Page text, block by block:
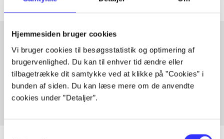
Hjemmesiden bruger cookies
Vi bruger cookies til besøgsstatistik og optimering af
brugervenlighed. Du kan til enhver tid ændre eller
tilbagetrække dit samtykke ved at klikke på ”Cookies” i
bunden af siden. Du kan læse mere om de anvendte
cookies under ”Detaljer”.
Artikler med samme emner
Fra